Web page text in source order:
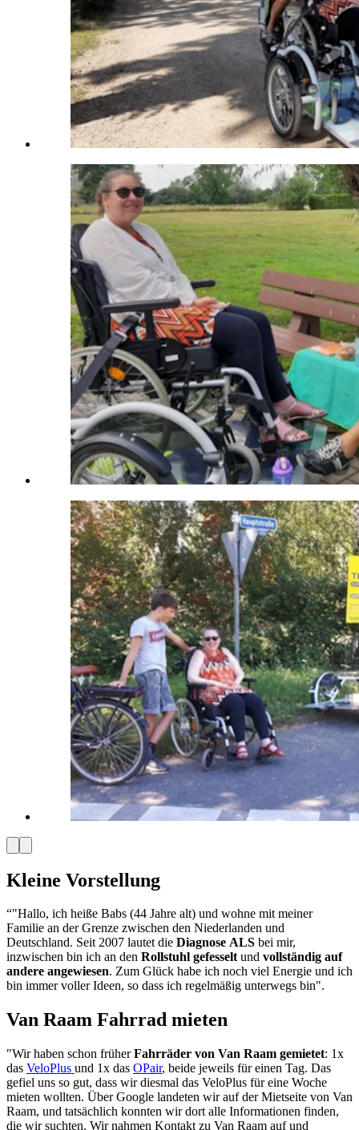
Kleine Vorstellung
“"Hallo, ich heiße Babs (44 Jahre alt) und wohne mit meiner
Familie an der Grenze zwischen den Niederlanden und
Deutschland. Seit 2007 lautet die Diagnose ALS bei mir,
inzwischen bin ich an den Rollstuhl gefesseltund vollständig auf
andere angewiesen. Zum Glück habe ich noch viel Energie und ich
bin immer voller Ideen, so dass ich regelmäßig unterwegs bin".
Van Raam Fahrrad mieten
"Wir haben schon früherFahrräder von Van Raam gemietet: 1x
das VeloPlus und 1x das OPair, beide jeweils für einen Tag. Das
gefiel uns so gut, dass wir diesmal das VeloPlus für eine Woche
mieten wollten. Über Google landeten wir auf der Mietseite von Van
Raam, und tatsächlich konnten wir dort alle Informationen finden,
die wir suchten. Wir nahmen Kontakt zu Van Raam auf und